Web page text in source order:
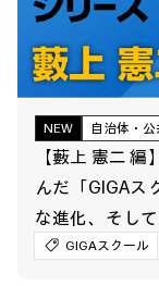
NEW 自治体・公
【藪上 憲二
んだ「GIGAス
な進化、そし
GIGAスクール